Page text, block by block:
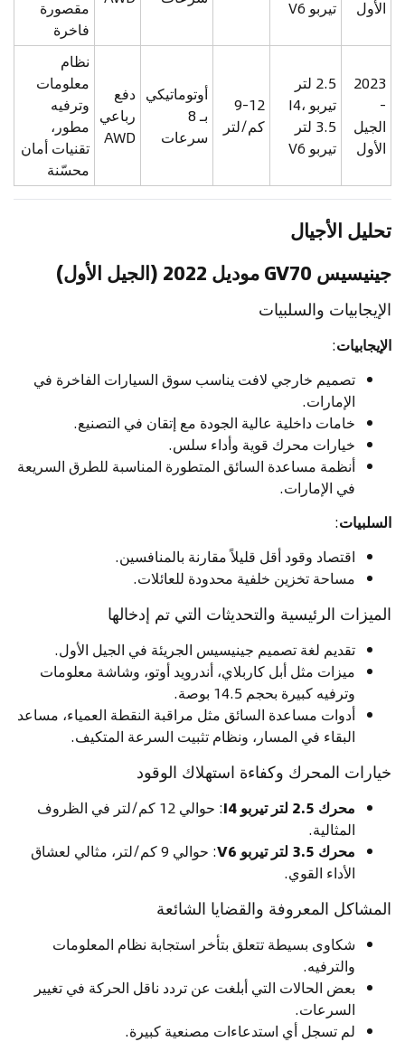
الأول
تيربو V6
مقصورة
فاخرة
2023
-
الجيل
الأول
2.5 لتر
تيربو I4،
3.5 لتر
تيربو V6
9-12
كم/لتر
أوتوماتيكي
بـ 8
سرعات
دفع
رباعي
AWD
نظام
معلومات
وترفيه
مطور،
تقنيات أمان
محسّنة
تحليل الأجيال
جينيسيس GV70 موديل 2022 (الجيل الأول)
الإيجابيات والسلبيات
الإيجابيات:
تصميم خارجي لافت يناسب سوق السيارات الفاخرة في
الإمارات.
خامات داخلية عالية الجودة مع إتقان في التصنيع.
خيارات محرك قوية وأداء سلس.
أنظمة مساعدة السائق المتطورة المناسبة للطرق السريعة
في الإمارات.
السلبيات:
اقتصاد وقود أقل قليلاً مقارنة بالمنافسين.
مساحة تخزين خلفية محدودة للعائلات.
الميزات الرئيسية والتحديثات التي تم إدخالها
تقديم لغة تصميم جينيسيس الجريئة في الجيل الأول.
ميزات مثل أبل كاربلاي، أندرويد أوتو، وشاشة معلومات
وترفيه كبيرة بحجم 14.5 بوصة.
أدوات مساعدة السائق مثل مراقبة النقطة العمياء، مساعد
البقاء في المسار، ونظام تثبيت السرعة المتكيف.
خيارات المحرك وكفاءة استهلاك الوقود
محرك 2.5 لتر تيربو I4
: حوالي 12 كم/لتر في الظروف
المثالية.
محرك 3.5 لتر تيربو V6
: حوالي 9 كم/لتر، مثالي لعشاق
الأداء القوي.
المشاكل المعروفة والقضايا الشائعة
شكاوى بسيطة تتعلق بتأخر استجابة نظام المعلومات
والترفيه.
بعض الحالات التي أبلغت عن تردد ناقل الحركة في تغيير
السرعات.
لم تسجل أي استدعاءات مصنعية كبيرة.